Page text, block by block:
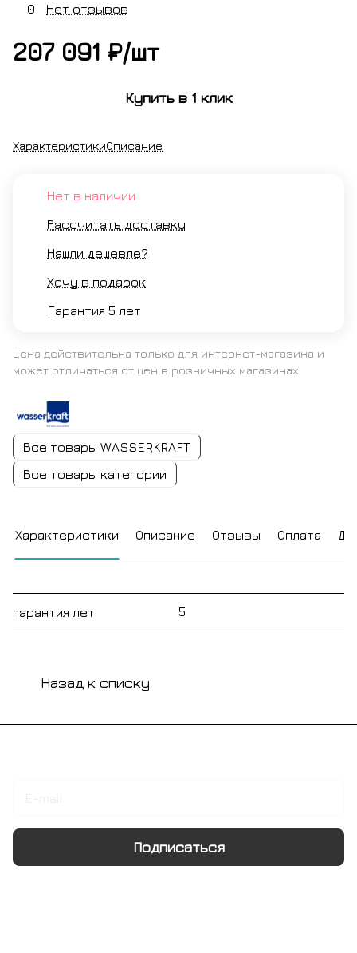
0 Нет отзывов
207 091 ₽/шт
Купить в 1 клик
ХарактеристикиОписание
Нет в наличии
Рассчитать доставку
Нашли дешевле?
Хочу в подарок
Гарантия 5 лет
Цена действительна только для интернет-магазина и
может отличаться от цен в розничных магазинах
Все товары WASSERKRAFT
Все товары категории
Характеристики Описание Отзывы Оплата
гарантия лет 5
Назад к списку
Подписаться